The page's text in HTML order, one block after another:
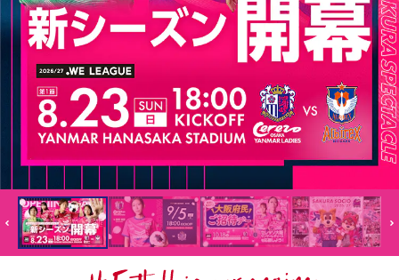
スポーツクラブ
スポーツクラブ